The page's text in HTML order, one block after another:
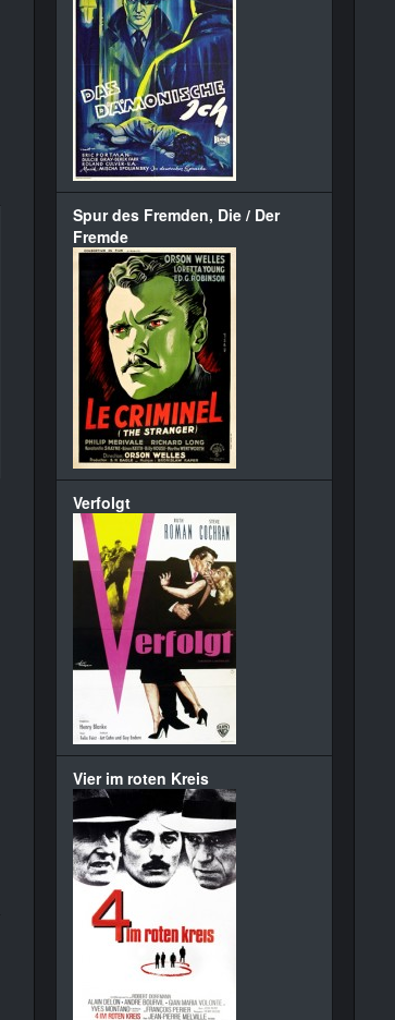
Spur des Fremden, Die / Der
Fremde
Verfolgt
Vier im roten Kreis